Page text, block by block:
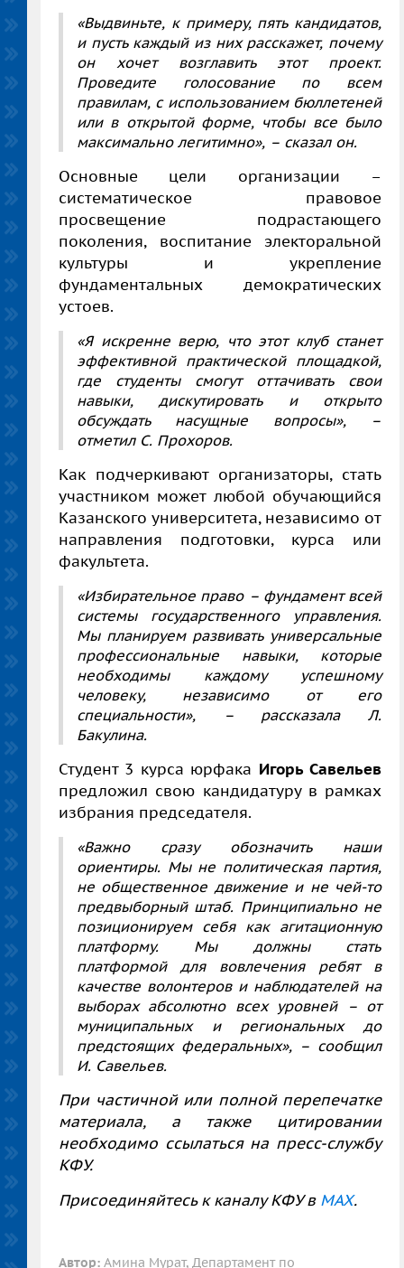
«Выдвиньте, к примеру, пять кандидатов,
и пусть каждый из них расскажет, почему
он хочет возглавить этот проект.
Проведите голосование по всем
правилам, с использованием бюллетеней
или в открытой форме, чтобы все было
максимально легитимно», – сказал он.
Основные цели организации –
систематическое правовое
просвещение подрастающего
поколения, воспитание электоральной
культуры и укрепление
фундаментальных демократических
устоев.
«Я искренне верю, что этот клуб станет
эффективной практической площадкой,
где студенты смогут оттачивать свои
навыки, дискутировать и открыто
обсуждать насущные вопросы»,–
отметил С. Прохоров.
Как подчеркивают организаторы, стать
участником может любой обучающийся
Казанского университета, независимо от
направления подготовки, курса или
факультета.
«Избирательное право – фундамент всей
системы государственного управления.
Мы планируем развивать универсальные
профессиональные навыки, которые
необходимы каждому успешному
человеку, независимо от его
специальности»,
– рассказала Л.
Бакулина.
Студент 3 курса юрфака Игорь Савельев
предложил свою кандидатуру в рамках
избрания председателя.
«Важно сразу обозначить наши
ориентиры. Мы не политическая партия,
не общественное движение и не чей-то
предвыборный штаб. Принципиально не
позиционируем себя как агитационную
платформу. Мы должны стать
платформой для вовлечения ребят в
качестве волонтеров и наблюдателей на
выборах абсолютно всех уровней – от
муниципальных и региональных до
предстоящих федеральных»,– сообщил
И. Савельев.
При частичной или полной перепечатке
материала, а также цитировании
необходимо ссылаться на пресс-службу
КФУ.
Присоединяйтесь к каналу КФУ в MAX.
Автор: Амина Мурат, Департамент по